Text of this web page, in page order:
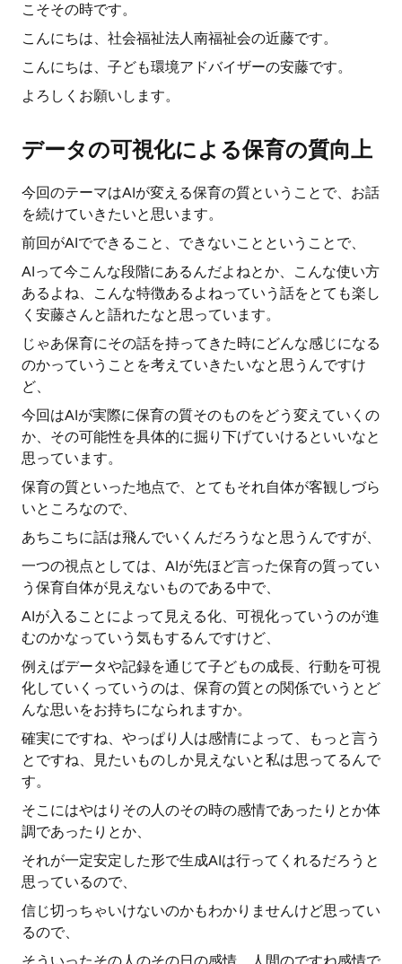
こそその時です。
こんにちは、社会福祉法人南福祉会の近藤です。
こんにちは、子ども環境アドバイザーの安藤です。
よろしくお願いします。
データの可視化による保育の質向上
今回のテーマはAIが変える保育の質ということで、お話
を続けていきたいと思います。
前回がAIでできること、できないことということで、
AIって今こんな段階にあるんだよねとか、こんな使い方
あるよね、こんな特徴あるよねっていう話をとても楽し
く安藤さんと語れたなと思っています。
じゃあ保育にその話を持ってきた時にどんな感じになる
のかっていうことを考えていきたいなと思うんですけ
ど、
今回はAIが実際に保育の質そのものをどう変えていくの
か、その可能性を具体的に掘り下げていけるといいなと
思っています。
保育の質といった地点で、とてもそれ自体が客観しづら
いところなので、
あちこちに話は飛んでいくんだろうなと思うんですが、
一つの視点としては、AIが先ほど言った保育の質ってい
う保育自体が見えないものである中で、
AIが入ることによって見える化、可視化っていうのが進
むのかなっていう気もするんですけど、
例えばデータや記録を通じて子どもの成長、行動を可視
化していくっていうのは、保育の質との関係でいうとど
んな思いをお持ちになられますか。
確実にですね、やっぱり人は感情によって、もっと言う
とですね、見たいものしか見えないと私は思ってるんで
す。
そこにはやはりその人のその時の感情であったりとか体
調であったりとか、
それが一定安定した形で生成AIは行ってくれるだろうと
思っているので、
信じ切っちゃいけないのかもわかりませんけど思ってい
るので、